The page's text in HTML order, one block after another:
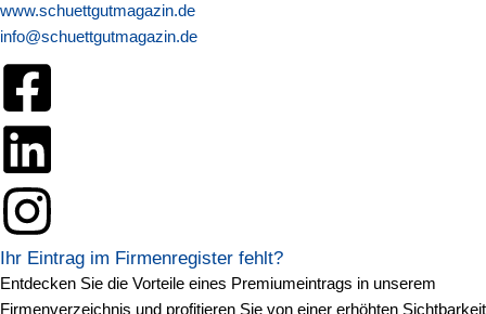
www.schuettgutmagazin.de
info@schuettgutmagazin.de
Ihr Eintrag im Firmenregister fehlt?
Entdecken Sie die Vorteile eines Premiumeintrags in unserem
Firmenverzeichnis und profitieren Sie von einer erhöhten Sichtbarkeit